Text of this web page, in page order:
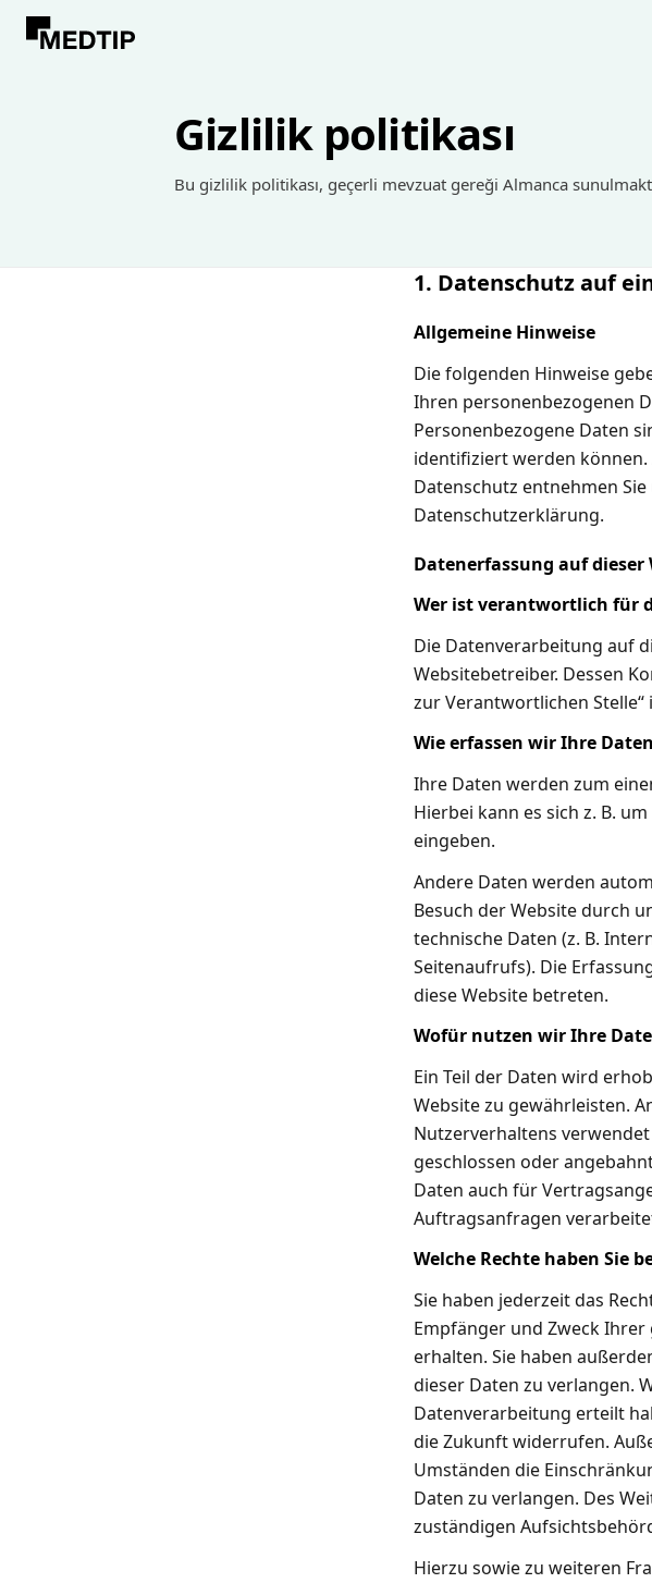
Gizlilik politikası
Bu gizlilik politikası, geçerli mevzuat gereği Almanca
1. Datenschutz auf
Allgemeine Hinweise
Die folgenden Hinweise
Ihren personenbezogenen
Personenbezogene Daten
identifiziert werden
Datenschutz entnehmen
Datenschutzerklärung.
Datenerfassung auf dieser
Wer ist verantwortlich für
Die Datenverarbeitung auf
Websitebetreiber. Dessen
zur Verantwortlichen
Wie erfassen wir Ihre
Ihre Daten werden zum
Hierbei kann es sich z. B.
eingeben.
Andere Daten werden
Besuch der Website durch
technische Daten (z. B.
Seitenaufrufs). Die
diese Website betreten.
Wofür nutzen wir Ihre
Ein Teil der Daten wird
Website zu gewährleisten.
Nutzerverhaltens
geschlossen oder
Daten auch für
Auftragsanfragen
Welche Rechte haben Sie
Sie haben jederzeit das
Empfänger und Zweck
erhalten. Sie haben
dieser Daten zu verlangen.
Datenverarbeitung erteilt
die Zukunft widerrufen.
Umständen die
Daten zu verlangen. Des
zuständigen
Hierzu sowie zu weiteren